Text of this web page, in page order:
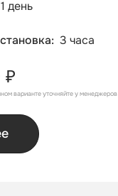
1 день
3 часа
₽
варианте уточняйте у менеджеров